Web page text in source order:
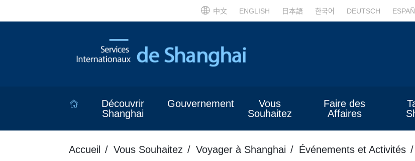
中文 ENGLISH 日本語 한국어 DEUTSCH
Découvrir
Shanghai
Gouvernement
Vous
Souhaitez
Faire des
Affaires
Accueil Vous Souhaitez Voyager à Shanghai Événements et Activités